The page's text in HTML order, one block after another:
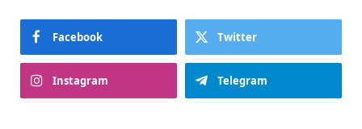
Facebook Twitter
Instagram Telegram